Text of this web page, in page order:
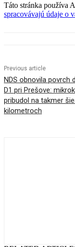
Táto stránka používa
spracovávajú údaje o
Previous article
NDS obnovila povrch
D1 pri Prešove:
pribudol na takmer
kilometroch